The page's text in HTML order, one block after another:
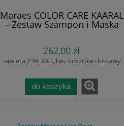
Maraes COLOR CARE KAARAL
– Zestaw Szampon i Maska
dla Włosów, po 500 ml.
Włosów Farbowanych.
Idealny na co dzień. Chroni
głowy, Regeneruje, Przywraca
równowagę. Naturalne olejki
bez obciążania. Bez SlS
262,00 zł
zawiera 23% VAT, bez kosztów dostawy
do koszyka